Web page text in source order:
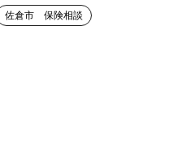
佐倉市 保険相談